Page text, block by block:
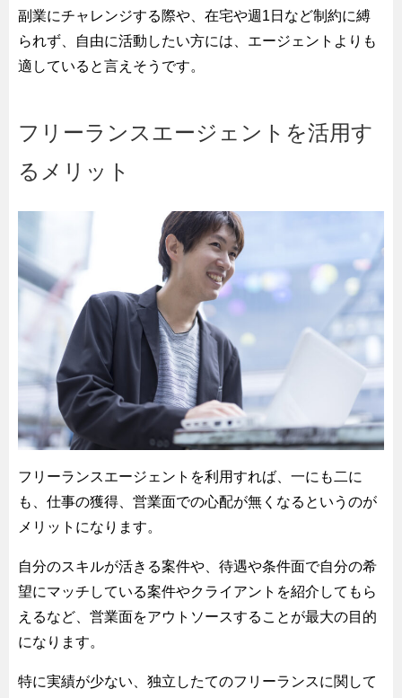
副業にチャレンジする際や、在宅や週1日など制約に縛
られず、自由に活動したい方には、エージェントよりも
適していると言えそうです。
フリーランスエージェントを活用す
るメリット
フリーランスエージェントを利用すれば、一にも二に
も、仕事の獲得、営業面での心配が無くなるというのが
メリットになります。
自分のスキルが活きる案件や、待遇や条件面で自分の希
望にマッチしている案件やクライアントを紹介してもら
えるなど、営業面をアウトソースすることが最大の目的
になります。
特に実績が少ない、独立したてのフリーランスに関して